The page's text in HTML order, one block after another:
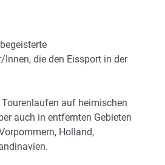
die den Eissport in der
auf heimischen
auch in entfernten Gebieten
Holland,